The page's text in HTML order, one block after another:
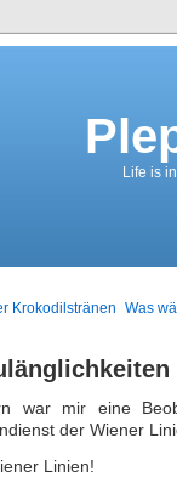
Life is
Krokodilstränen Was
war mir eine
der Wiener
Linien!